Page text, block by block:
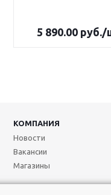
5 890.00 руб./
КОМПАНИЯ
Новости
Вакансии
Магазины